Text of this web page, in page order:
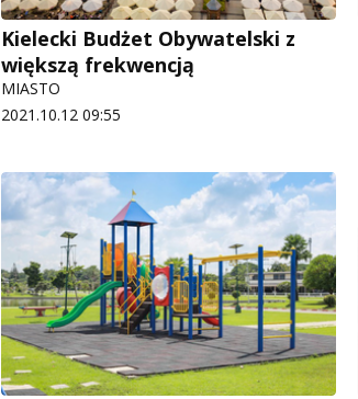
Kielecki Budżet Obywatelski z
większą frekwencją
MIASTO
2021.10.12 09:55